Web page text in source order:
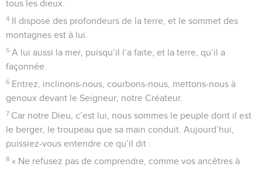
Le Seigneur, qui a planté l’oreille de l’homme, est-il
incapable d’entendre ? Lui qui a façonné l’œil, est-il
incapable de voir ?
10
Lui qui corrige les nations, est-il incapable de punir ? Lui
qui apprend aux humains à comprendre,
11
lui, le Seigneur, connaît les projets des humains : ce n’est
que du vent, il le sait bien.
12
Seigneur, heureux celui que tu corriges et que tu éduques
par ta loi !
13 Il peut rester calme au jour du malheur, tandis qu’un piège
se creuse pour les méchants.